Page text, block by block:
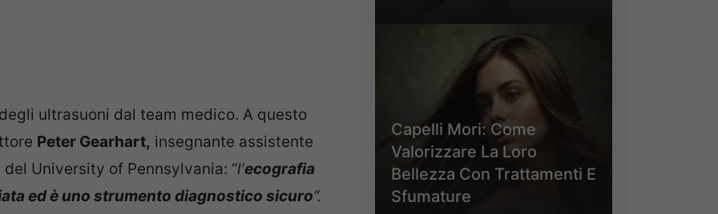
ultrasuoni dal team medico. A questo
Peter Gearhart, insegnante assistente
University of Pennsylvania: “l’ecografia
ed è uno strumento diagnostico sicuro“.
Capelli Mori: Come
Valorizzare La Loro
Bellezza Con Trattamenti E
Sfumature